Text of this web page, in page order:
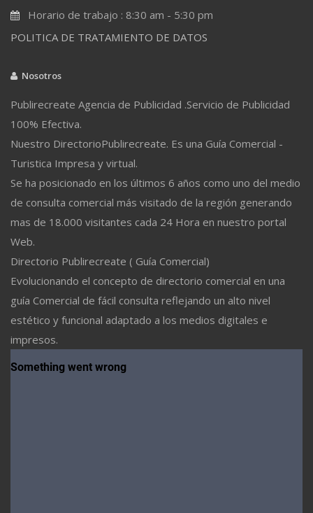
Horario de trabajo : 8:30 am - 5:30 pm
POLITICA DE TRATAMIENTO DE DATOS
Nosotros
Publirecreate Agencia de Publicidad .Servicio de Publicidad
100% Efectiva.
Nuestro DirectorioPublirecreate. Es una Guía Comercial -
Turistica Impresa y virtual.
Se ha posicionado en los últimos 6 años como uno del medio
de consulta comercial más visitado de la región generando
mas de 18.000 visitantes cada 24 Hora en nuestro portal
Web.
Directorio Publirecreate ( Guía Comercial)
Evolucionando el concepto de directorio comercial en una
guía Comercial de fácil consulta reflejando un alto nivel
estético y funcional adaptado a los medios digitales e
impresos.